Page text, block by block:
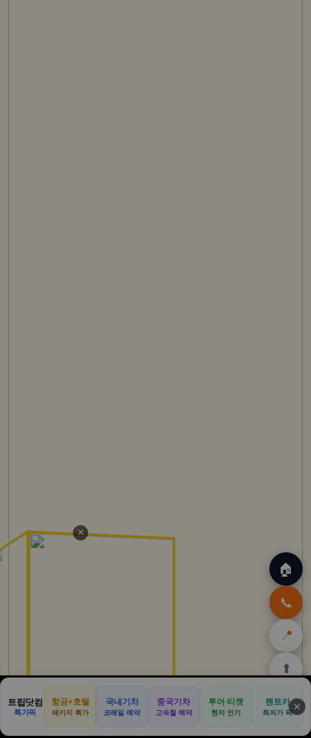
🏠
📞
📍
⬆️
🏠
홈
✈️
트립
닷컴
🛡️
여행
🛒
테무
🎁
아마존
할인
✕
트립닷컴
특가픽
항공+호텔
패키지 특가
국내기차
코레일 예약
중국기차
고속철 예약
투어·티켓
현지 인기
렌트카
최저가 픽✕